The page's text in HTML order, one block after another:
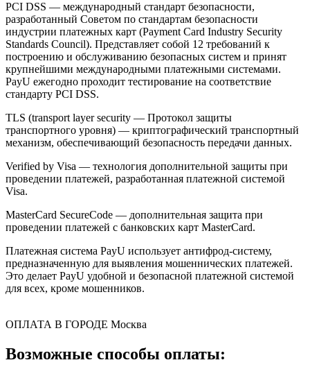
PCI DSS — международный стандарт безопасности,
разработанный Советом по стандартам безопасности
индустрии платежных карт (Payment Card Industry Security
Standards Council). Представляет собой 12 требований к
построению и обслуживанию безопасных систем и принят
крупнейшими международными платежными системами.
PayU ежегодно проходит тестирование на соответствие
стандарту PCI DSS.
TLS (transport layer security — Протокол защиты
транспортного уровня) — криптографический транспортный
механизм, обеспечивающий безопасность передачи данных.
Verified by Visa — технология дополнительной защиты при
проведении платежей, разработанная платежной системой
Visa.
MasterCard SecureCode — дополнительная защита при
проведении платежей с банковских карт MasterCard.
Платежная система PayU использует антифрод-систему,
предназначенную для выявления мошеннических платежей.
Это делает PayU удобной и безопасной платежной системой
для всех, кроме мошенников.
ОПЛАТА В ГОРОДЕ Москва
Возможные способы оплаты: